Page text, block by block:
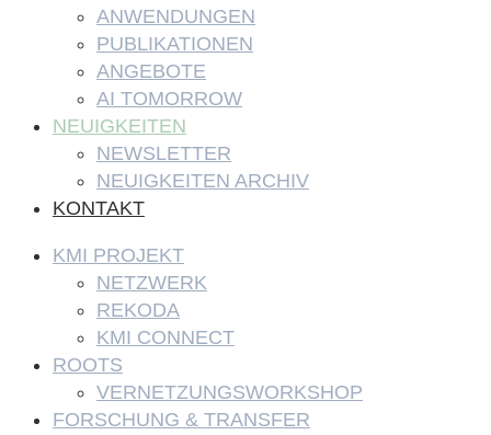
ANWENDUNGEN
PUBLIKATIONEN
ANGEBOTE
AI TOMORROW
NEUIGKEITEN
NEWSLETTER
NEUIGKEITEN ARCHIV
KONTAKT
KMI PROJEKT
NETZWERK
REKODA
KMI CONNECT
ROOTS
VERNETZUNGSWORKSHOP
FORSCHUNG & TRANSFER